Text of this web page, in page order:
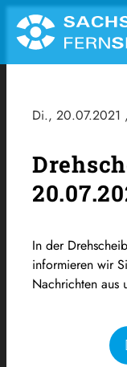
Di., 20.07.2021
In der
informieren wir
Nachrichten aus